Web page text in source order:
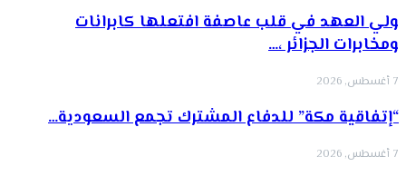
ولي العهد في قلب عاصفة افتعلها كابرانات
ومخابرات الجزائر ،…
7 أغسطس, 2026
“إتفاقية مكة” للدفاع المشترك تجمع السعودية…
7 أغسطس, 2026